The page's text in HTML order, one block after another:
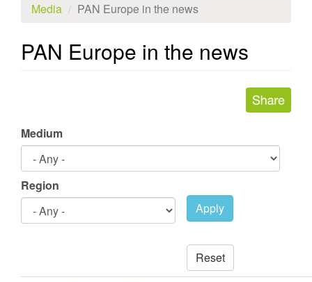
Media
PAN Europe in the news
PAN Europe in the news
Medium
Region
Apply
Reset